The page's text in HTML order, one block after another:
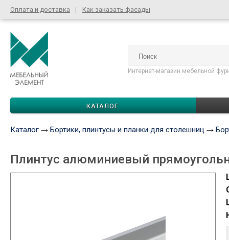
Оплата и доставка Как заказать фасады
Интернет-магазин мебельной
КАТАЛОГ
Каталог Бортики, плинтусы и планки для столешниц
Плинтус алюминиевый